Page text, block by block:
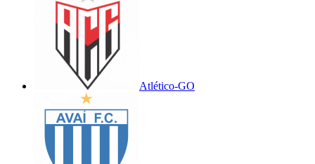
Atlético-GO